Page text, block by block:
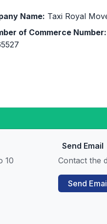
Name: Taxi Royal
of Commerce Number:
10
Send Email
Contact the
Send